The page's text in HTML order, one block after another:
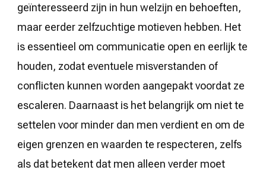
geïnteresseerd zijn in hun welzijn en behoeften,
maar eerder zelfzuchtige motieven hebben. Het
is essentieel om communicatie open en eerlijk te
houden, zodat eventuele misverstanden of
conflicten kunnen worden aangepakt voordat ze
escaleren. Daarnaast is het belangrijk om niet te
settelen voor minder dan men verdient en om de
eigen grenzen en waarden te respecteren, zelfs
als dat betekent dat men alleen verder moet